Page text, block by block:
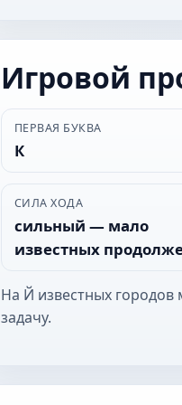
Игровой
ПЕРВАЯ БУКВА
К
СИЛА ХОДА
сильный — мало
известных
На Й известных городов
задачу.